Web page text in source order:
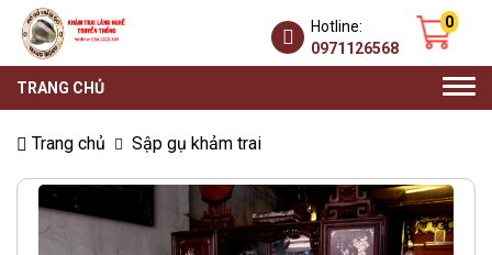
0
Hotline:
0971126568
TRANG CHỦ
Trang chủ Sập gụ khảm trai